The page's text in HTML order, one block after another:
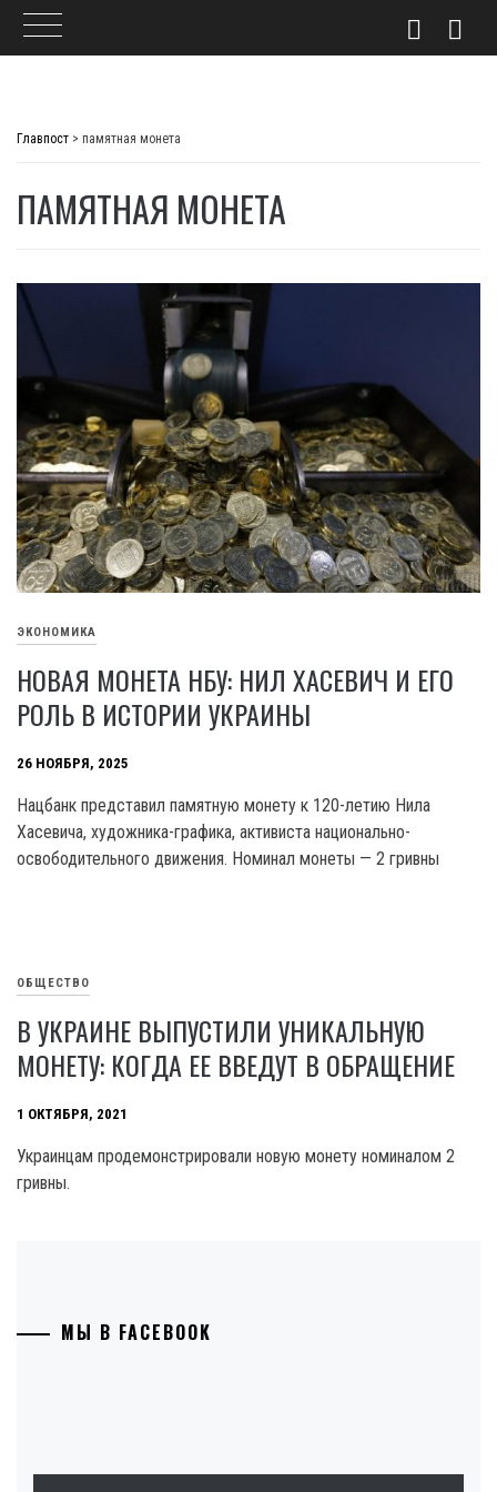
Главпост > памятная монета
ПАМЯТНАЯ МОНЕТА
ЭКОНОМИКА
НОВАЯ МОНЕТА НБУ: НИЛ ХАСЕВИЧ И ЕГО
РОЛЬ В ИСТОРИИ УКРАИНЫ
26 НОЯБРЯ, 2025
Нацбанк представил памятную монету к 120-летию Нила
Хасевича, художника-графика, активиста национально-
освободительного движения. Номинал монеты — 2 гривны
ОБЩЕСТВО
В УКРАИНЕ ВЫПУСТИЛИ УНИКАЛЬНУЮ
МОНЕТУ: КОГДА ЕЕ ВВЕДУТ В ОБРАЩЕНИЕ
1 ОКТЯБРЯ, 2021
Украинцам продемонстрировали новую монету номиналом 2
гривны.
МЫ В FACEBOOK